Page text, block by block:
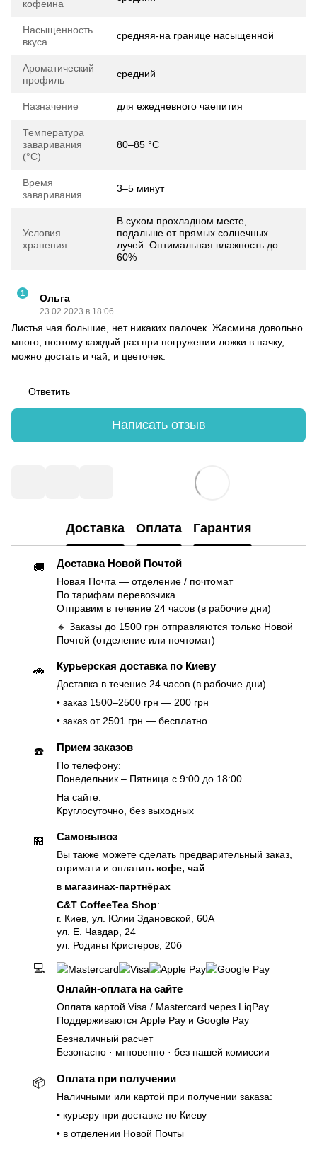
кофеина
Насыщенность
вкуса
средняя-на границе насыщенной
Ароматический
профиль
средний
Назначение для ежедневного чаепития
Температура
заваривания
(°C)
80–85 °C
Время
заваривания
3–5 минут
Условия
хранения
В сухом прохладном месте,
подальше от прямых солнечных
лучей. Оптимальная влажность до
60%
1 Ольга
23.02.2023 в 18:06
Листья чая большие, нет никаких палочек. Жасмина довольно
много, поэтому каждый раз при погружении ложки в пачку,
можно достать и чай, и цветочек.
Ответить
Написать отзыв
Доставка Оплата Гарантия
🚚 Доставка Новой Почтой
Новая Почта — отделение / почтомат
По тарифам перевозчика
Отправим в течение 24 часов (в рабочие дни)
🔹 Заказы до 1500 грн отправляются только Новой
Почтой (отделение или почтомат)
🚗 Курьерская доставка по Киеву
Доставка в течение 24 часов (в рабочие дни)
• заказ 1500–2500 грн — 200 грн
• заказ от 2501 грн — бесплатно
☎️ Прием заказов
По телефону:
Понедельник – Пятница с 9:00 до 18:00
На сайте:
Круглосуточно, без выходных
🏪 Самовывоз
Вы также можете сделать предварительный заказ,
отримати и оплатить кофе, чай
в магазинах-партнёрах
C&T CoffeeTea Shop:
г. Киев, ул. Юлии Здановской, 60А
ул. Е. Чавдар, 24
ул. Родины Кристеров, 20б
💻
Онлайн-оплата на сайте
Оплата картой Visa / Mastercard через LiqPay
Поддерживаются Apple Pay и Google Pay
Безналичный расчет
Безопасно · мгновенно · без нашей комиссии
📦 Оплата при получении
Наличными или картой при получении заказа:
• курьеру при доставке по Киеву
• в отделении Новой Почты